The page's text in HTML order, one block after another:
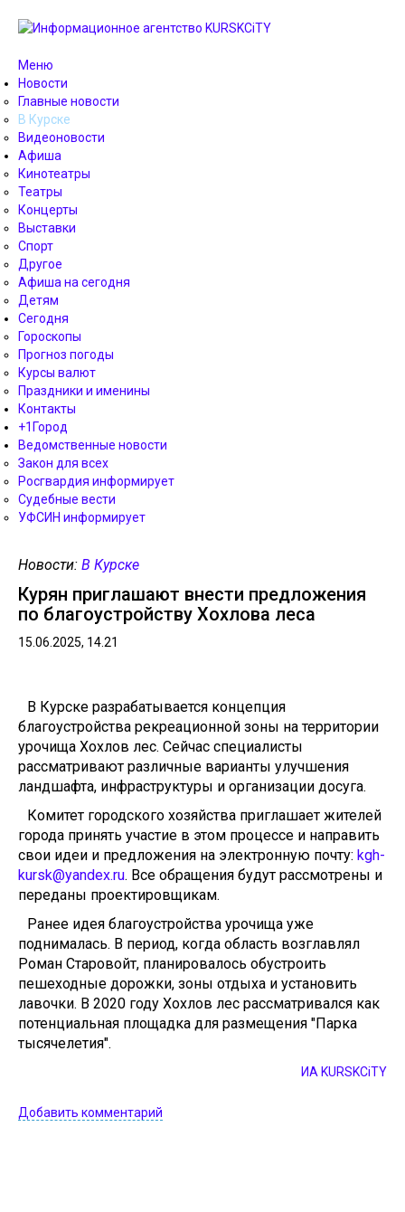
Меню
Новости
Главные новости
В Курске
Видеоновости
Афиша
Кинотеатры
Театры
Концерты
Выставки
Спорт
Другое
Афиша на сегодня
Детям
Сегодня
Гороскопы
Прогноз погоды
Курсы валют
Праздники и именины
Контакты
+1Город
Ведомственные новости
Закон для всех
Росгвардия информирует
Судебные вести
УФСИН информирует
Новости: В Курске
Курян приглашают внести предложения
по благоустройству Хохлова леса
15.06.2025, 14.21
В Курске разрабатывается концепция
благоустройства рекреационной зоны на территории
урочища Хохлов лес. Сейчас специалисты
рассматривают различные варианты улучшения
ландшафта, инфраструктуры и организации досуга.
Комитет городского хозяйства приглашает жителей
города принять участие в этом процессе и направить
свои идеи и предложения на электронную почту: kgh-
kursk@yandex.ru. Все обращения будут рассмотрены и
переданы проектировщикам.
Ранее идея благоустройства урочища уже
поднималась. В период, когда область возглавлял
Роман Старовойт, планировалось обустроить
пешеходные дорожки, зоны отдыха и установить
лавочки. В 2020 году Хохлов лес рассматривался как
потенциальная площадка для размещения "Парка
тысячелетия".
ИА KURSKCiTY
Добавить комментарий